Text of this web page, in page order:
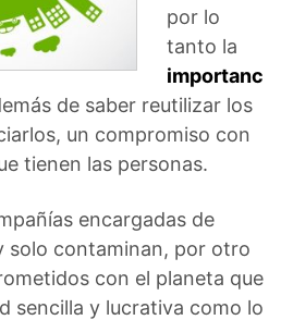
por lo
tanto la
importanc
de saber reutilizar los
un compromiso con
tienen las personas.
encargadas de
contaminan, por otro
con el planeta que
sencilla y lucrativa como lo